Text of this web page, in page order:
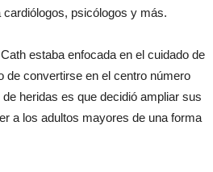
psicólogos y más.
estaba enfocada en el cuidado de
de convertirse en el centro número
heridas es que decidió ampliar sus
a los adultos mayores de una forma